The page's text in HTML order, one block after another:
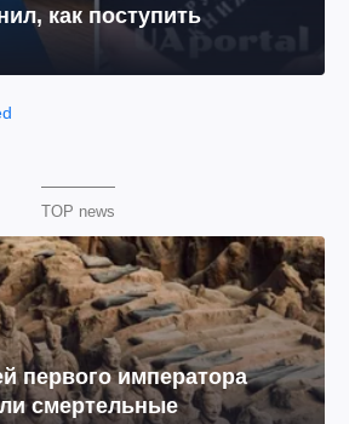
как поступить
TOP news
первого императора
смертельные